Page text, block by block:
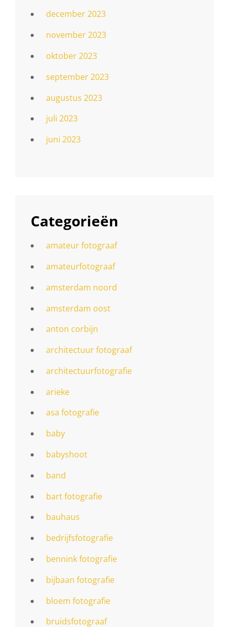
december 2023
november 2023
oktober 2023
september 2023
augustus 2023
juli 2023
juni 2023
Categorieën
amateur fotograaf
amateurfotograaf
amsterdam noord
amsterdam oost
anton corbijn
architectuur fotograaf
architectuurfotografie
arieke
asa fotografie
baby
babyshoot
band
bart fotografie
bauhaus
bedrijfsfotografie
bennink fotografie
bijbaan fotografie
bloem fotografie
bruidsfotograaf